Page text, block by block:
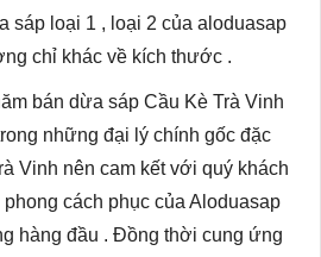
sáp loại 1 , loại 2 của aloduasap
chỉ khác về kích thước .
bán dừa sáp Cầu Kè Trà Vinh
những đại lý chính gốc đặc
Vinh nên cam kết với quý khách
cách phục của Aloduasap
hàng đầu . Đồng thời cung ứng